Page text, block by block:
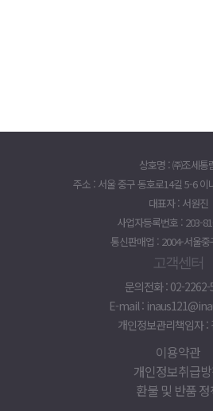
상호명 : ㈜조세통
주소 : 서울 중구 동호로14길 5-6 이
대표자 : 서원진
사업자등록번호 : 203-
통신판매업 : 2004-서울중
고객센터
문의전화 : 02-
E-mail :
개인정보관리책임자 :
이용약관
개인정보취급
환불 및 반품 정